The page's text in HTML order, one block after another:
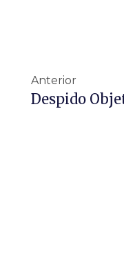
Anterior